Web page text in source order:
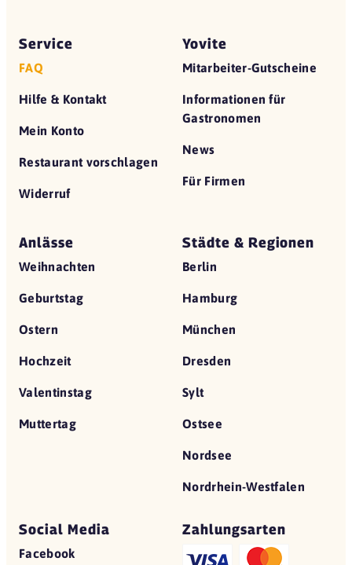
Service
FAQ
Hilfe & Kontakt
Mein Konto
Restaurant vorschlagen
Widerruf
Yovite
Mitarbeiter-Gutscheine
Informationen für
Gastronomen
News
Für Firmen
Anlässe
Weihnachten
Geburtstag
Ostern
Hochzeit
Valentinstag
Muttertag
Städte & Regionen
Berlin
Hamburg
München
Dresden
Sylt
Ostsee
Nordsee
Nordrhein-Westfalen
Social Media
Facebook
Zahlungsarten